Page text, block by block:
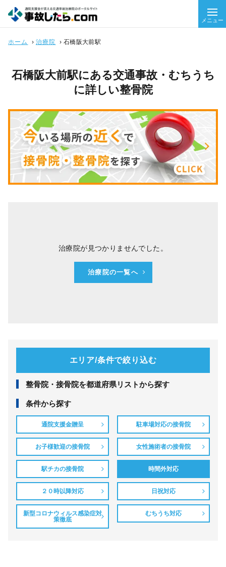
メニュー
ホーム › 治療院 › 石橋阪大前駅
石橋阪大前駅にある交通事故・むちうち
に詳しい整骨院
治療院が見つかりませんでした。
治療院の一覧へ
エリア/条件で絞り込む
整⾻院・接⾻院を都道府県リストから探す
条件から探す
通院支援金贈呈 駐車場対応の接骨院
お子様歓迎の接骨院 女性施術者の接骨院
駅チカの接骨院 時間外対応
２０時以降対応 日祝対応
新型コロナウィルス感染症対
策徹底
むちうち対応